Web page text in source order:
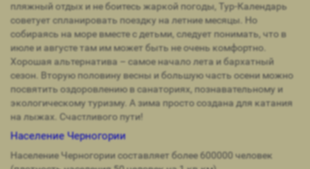
пляжный отдых и не боитесь жаркой погоды, Тур-Календарь
советует спланировать поездку на летние месяцы. Но
собираясь на море вместе с детьми, следует понимать, что в
июле и августе там им может быть не очень комфортно.
Хорошая альтернатива – самое начало лета и бархатный
сезон. Вторую половину весны и большую часть осени можно
посвятить оздоровлению в санаториях, познавательному и
экологическому туризму. А зима просто создана для катания
на лыжах. Счастливого пути!
Население Черногории
Население Черногории составляет более 600000 человек